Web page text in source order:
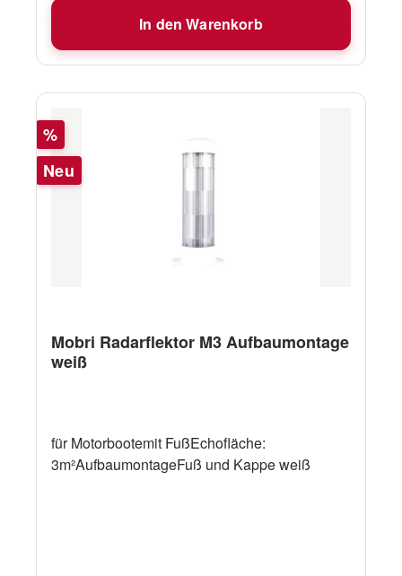
In den Warenkorb
Rabatt
%
Neu
Mobri Radarflektor M3 Aufbaumontage
weiß
für Motorbootemit FußEchofläche:
3m²AufbaumontageFuß und Kappe weiß